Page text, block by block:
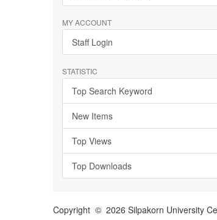
MY ACCOUNT
Staff Login
STATISTIC
Top Search Keyword
New Items
Top Views
Top Downloads
Copyright © 2026 Silpakorn University